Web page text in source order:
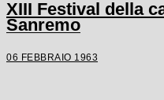
XIII Festival della
Sanremo
06 FEBBRAIO 1963